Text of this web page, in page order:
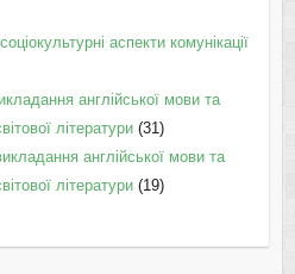
соціокультурні аспекти комунікації
англійської мови та
літератури(31)
англійської мови та
літератури(19)